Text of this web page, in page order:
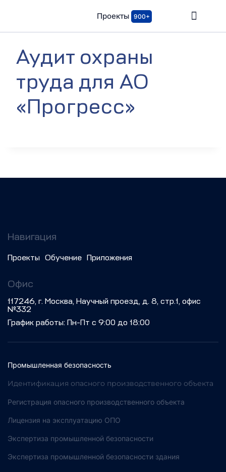
Проекты 900+
Аудит охраны
труда для АО
«Прогресс»
Навигация
Проекты Обучение Приложения
Офис
117246, г. Москва, Научный проезд, д. 8, стр.1, офис
№332
График работы: Пн-Пт с 9:00 до 18:00
Промышленная безопасность
Идентификация опасного производственного объекта
Регистрация опасного производственного объекта
Лицензия на эксплуатацию ОПО
Экспертиза промышленной безопасности
Экспертиза промышленной безопасности здания